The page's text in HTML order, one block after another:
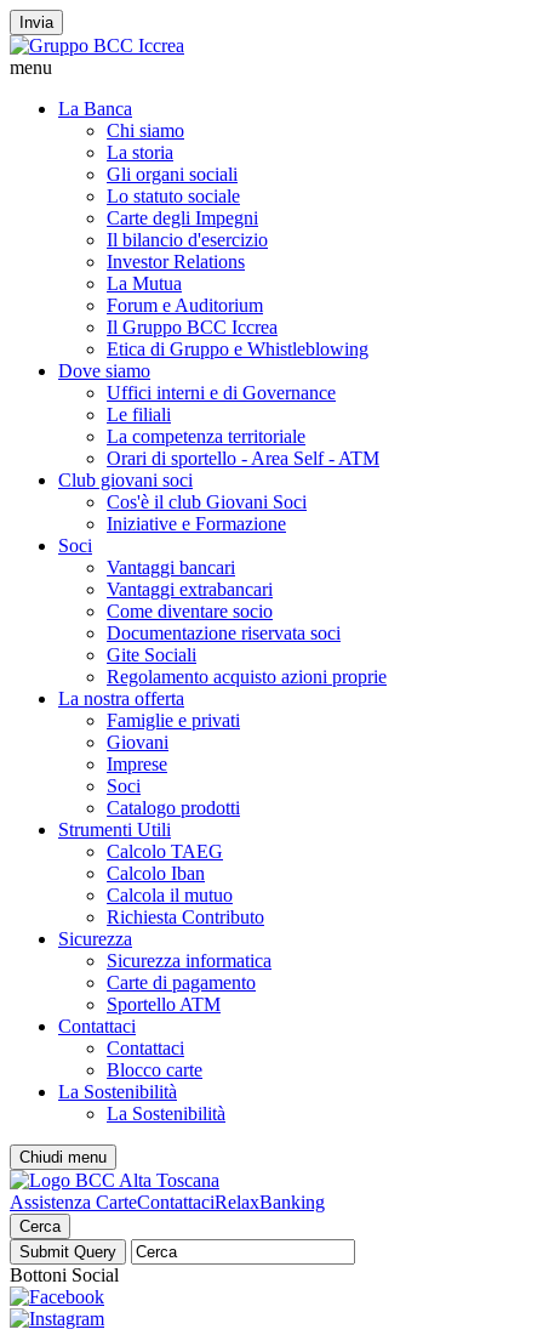
Invia
menu
La Banca
Chi siamo
La storia
Gli organi sociali
Lo statuto sociale
Carte degli Impegni
Il bilancio d'esercizio
Investor Relations
La Mutua
Forum e Auditorium
Il Gruppo BCC Iccrea
Etica di Gruppo e Whistleblowing
Dove siamo
Uffici interni e di Governance
Le filiali
La competenza territoriale
Orari di sportello - Area Self - ATM
Club giovani soci
Cos'è il club Giovani Soci
Iniziative e Formazione
Soci
Vantaggi bancari
Vantaggi extrabancari
Come diventare socio
Documentazione riservata soci
Gite Sociali
Regolamento acquisto azioni proprie
La nostra offerta
Famiglie e privati
Giovani
Imprese
Soci
Catalogo prodotti
Strumenti Utili
Calcolo TAEG
Calcolo Iban
Calcola il mutuo
Richiesta Contributo
Sicurezza
Sicurezza informatica
Carte di pagamento
Sportello ATM
Contattaci
Contattaci
Blocco carte
La Sostenibilità
La Sostenibilità
Chiudi menu
Assistenza CarteContattaciRelaxBanking
Cerca
Bottoni Social